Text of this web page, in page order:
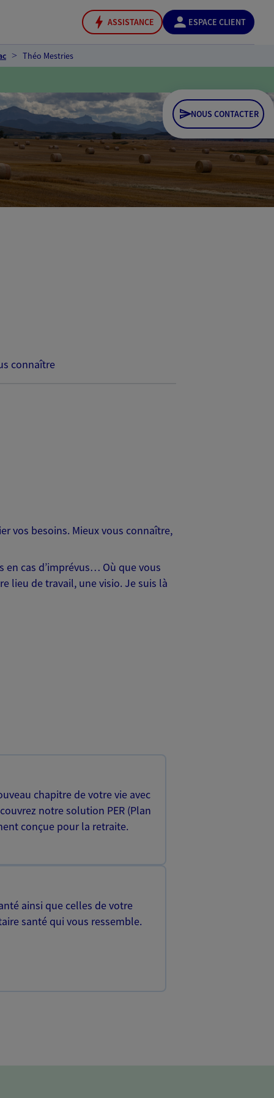
ASSISTANCE ESPACE CLIENT
Théo Mestries
NOUS CONTACTER
connaître
vos besoins. Mieux vous connaître,
en cas d’imprévus… Où que vous
lieu de travail, une visio. Je suis là
chapitre de votre vie avec
notre solution PER (Plan
conçue pour la retraite.
ainsi que celles de votre
santé qui vous ressemble.